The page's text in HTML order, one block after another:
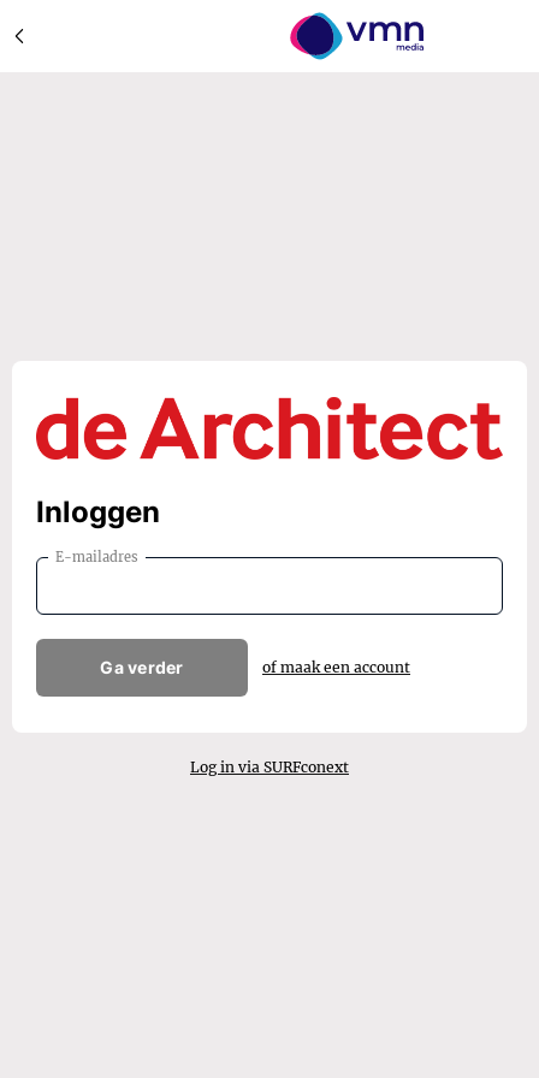
Inloggen
E-mailadres
Ga verder of maak een account
Log in via SURFconext